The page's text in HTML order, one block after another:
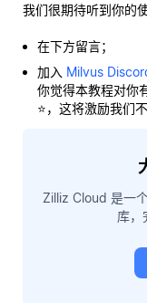
我们很期待听到你的
在下方留言；
加入 Milvus
你觉得本教程对你
⭐，这将激励我们
Zilliz Cloud 是一
库，